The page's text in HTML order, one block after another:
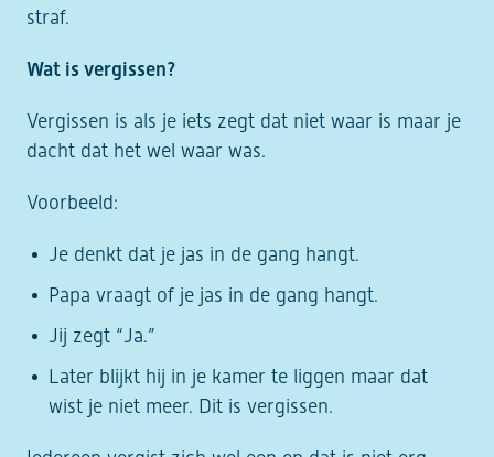
straf.
Wat is vergissen?
Vergissen is als je iets zegt dat niet waar is maar je
dacht dat het wel waar was.
Voorbeeld:
Je denkt dat je jas in de gang hangt.
Papa vraagt of je jas in de gang hangt.
Jij zegt “Ja.”
Later blijkt hij in je kamer te liggen maar dat
wist je niet meer. Dit is vergissen.